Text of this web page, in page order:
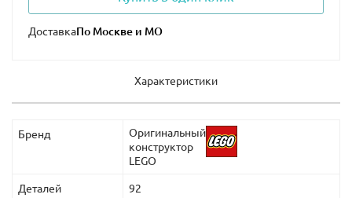
Доставка
Характеристики
Бренд
Оригинальный
конструктор
LEGO
Деталей 92